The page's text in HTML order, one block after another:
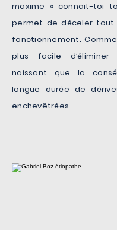
maxime « connait-toi
permet de déceler tout
fonctionnement.
plus facile
naissant que la
longue durée de
enchevêtrées.